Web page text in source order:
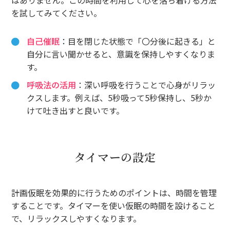
を試してみてください。
自己催眠 ：目を閉じた状態で「〇分後に起きる」と
自分に言い聞かせると、意識を保持しやすくなりま
す。
呼吸法の活用 ：深い呼吸を行うことで心身がリラッ
クスします。例えば、5秒吸って5秒保持し、5秒か
けて吐き出すと良いです。
タイマーの設定
計画仮眠を効果的に行うためのポイントは、時間を管理
することです。タイマーを使い仮眠の時間を設けること
で、リラックスしやすくなります。